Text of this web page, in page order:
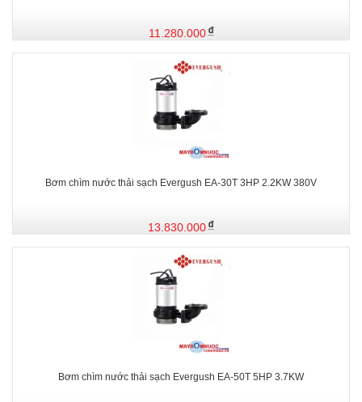
11.280.000
Bơm chìm nước thải sạch Evergush EA-30T 3HP 2.2KW 380V
13.830.000
Bơm chìm nước thải sạch Evergush EA-50T 5HP 3.7KW